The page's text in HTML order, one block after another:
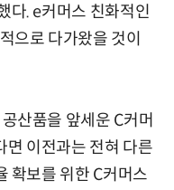
다. e커머스 친화적인
으로 다가왔을 것이
산품을 앞세운 C커머
면 이전과는 전혀 다른
확보를 위한 C커머스